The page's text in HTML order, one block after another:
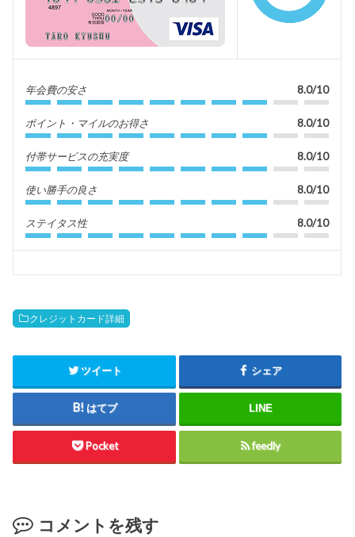
年会費の安さ 8.0/10
ポイント・マイルのお得さ 8.0/10
付帯サービスの充実度 8.0/10
使い勝手の良さ 8.0/10
ステイタス性 8.0/10
クレジットカード詳細
ツイート シェア
はてブ LINE
Pocket feedly
コメントを残す